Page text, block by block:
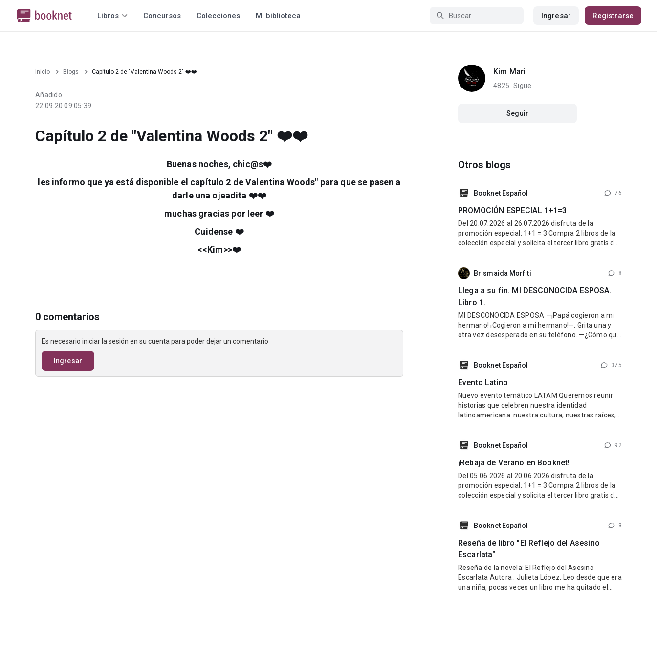
Libros Concursos Colecciones Mi biblioteca Ingresar Registrarse
Inicio Blogs Capítulo 2 de "Valentina Woods 2" ❤️❤️
Añadido
22.09.20 09:05:39
Capítulo 2 de "Valentina Woods 2" ❤️❤️
Buenas noches, chic@s❤️
les informo que ya está disponible el capítulo 2 de Valentina Woods" para que se pasen a
darle una ojeadita ❤️❤️
muchas gracias por leer ❤️
Cuidense ❤️
<<Kim>>❤️
0 comentarios
Es necesario iniciar la sesión en su cuenta para poder dejar un comentario
Ingresar
Kim Mari
4825 Sigue
Seguir
Otros blogs
Booknet Español 76
PROMOCIÓN ESPECIAL 1+1=3
Del 20.07.2026 al 26.07.2026 disfruta de la
promoción especial: 1+1 = 3 Compra 2 libros de la
colección especial y solicita el tercer libro gratis de
de esa colección. Escribe al Soporte Técnico y
Brismaida Morfiti 8
Llega a su fin. MI DESCONOCIDA ESPOSA.
Libro 1.
MI DESCONOCIDA ESPOSA —¡Papá cogieron a mi
hermano! ¡Cogieron a mi hermano!—. Grita una y
otra vez desesperado en su teléfono. —¿Cómo que
fue la que nos hizo
Booknet Español 375
Evento Latino
Nuevo evento temático LATAM Queremos reunir
historias que celebren nuestra identidad
latinoamericana: nuestra cultura, nuestras raíces,
latino y una esencia que refleje lo mejor de nuestra
de cualquier género: romance, fantasía,
Booknet Español 92
¡Rebaja de Verano en Booknet!
Del 05.06.2026 al 20.06.2026 disfruta de la
promoción especial: 1+1 = 3 Compra 2 libros de la
colección especial y solicita el tercer libro gratis de
https://booknet.com/es/collections/view?
colección. Escribe
Booknet Español 3
Reseña de libro "El Reflejo del Asesino
Escarlata"
Reseña de la novela: El Reflejo del Asesino
Escarlata Autora : Julieta López. Leo desde que era
una niña, pocas veces un libro me ha quitado el